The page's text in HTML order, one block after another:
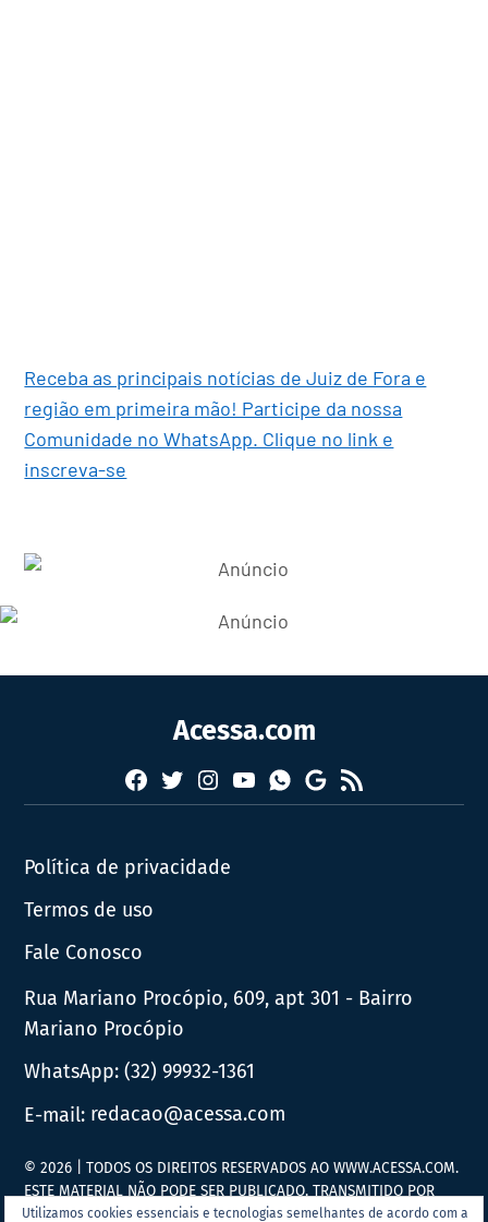
Receba as principais notícias de Juiz de Fora e
região em primeira mão! Participe da nossa
Comunidade no WhatsApp. Clique no link e
inscreva-se
Acessa.com
Facebook
TwitterInstagram
YouTubeWhatsapp
Google
News
RSS
Política de privacidade
Termos de uso
Fale Conosco
Rua Mariano Procópio, 609, apt 301 - Bairro
Mariano Procópio
WhatsApp:(32) 99932-1361
E-mail: redacao@acessa.com
Utilizamos cookies essenciais e tecnologias semelhantes de acordo com a
© 2026 | TODOS OS DIREITOS RESERVADOS AO WWW.ACESSA.COM.
ESTE MATERIAL NÃO PODE SER PUBLICADO, TRANSMITIDO POR
BROADCAST, REESCRITO OU REDISTRIBUÍDO SEM PRÉVIA